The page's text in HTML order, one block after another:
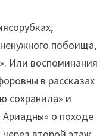
побоища,
Или воспоминания
в рассказах
сохранила» и
Ариадны» о походе